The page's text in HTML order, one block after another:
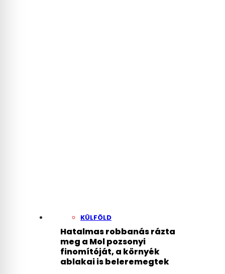
KÜLFÖLD
Hatalmas robbanás rázta
meg a Mol pozsonyi
finomítóját, a környék
ablakai is beleremegtek